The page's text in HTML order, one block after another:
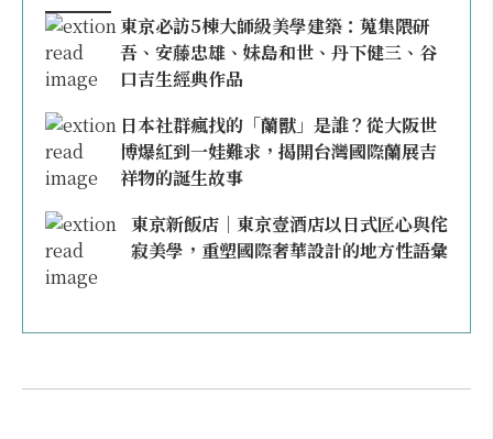
東京必訪5棟大師級美學建築：蒐集隈研
吾、安藤忠雄、妹島和世、丹下健三、谷
口吉生經典作品
日本社群瘋找的「蘭獸」是誰？從大阪世
博爆紅到一娃難求，揭開台灣國際蘭展吉
祥物的誕生故事
東京新飯店｜東京壹酒店以日式匠心與侘
寂美學，重塑國際奢華設計的地方性語彙